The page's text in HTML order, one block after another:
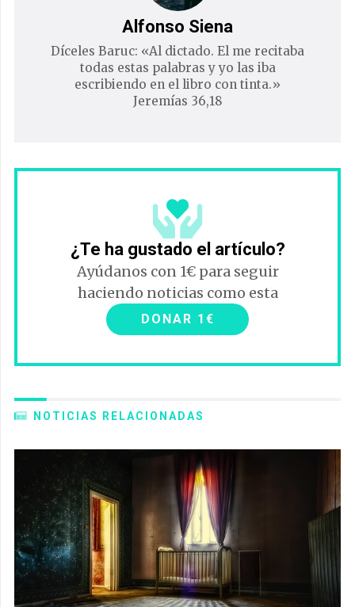
Alfonso Siena
Díceles Baruc: «Al dictado. El me recitaba
todas estas palabras y yo las iba
escribiendo en el libro con tinta.»
Jeremías 36,18
¿Te ha gustado el artículo?
Ayúdanos con 1€ para seguir
haciendo noticias como esta
DONAR 1€
NOTICIAS RELACIONADAS